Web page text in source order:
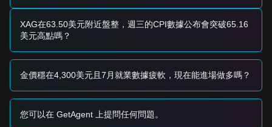
趨勢總結
市場洞察
從短期來看，ONDO 過去 7 天呈現
市場展望
如果 ONDO 價格突破$0.40，下一個目標位可能是$0.46。
市場共識
XAG在63.50美元附近盤整，週三的CPI數據公布會突破65.16
美元高點嗎？
金價穩在4,300美元且7月就業數據疲軟，現在能進場做多嗎？
您可以在 GetAgent 上提問任何問題。